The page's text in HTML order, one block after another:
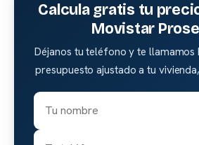
Calcula gratis tu
Movistar
Déjanos tu teléfono y te llamamos
presupuesto ajustado a tu